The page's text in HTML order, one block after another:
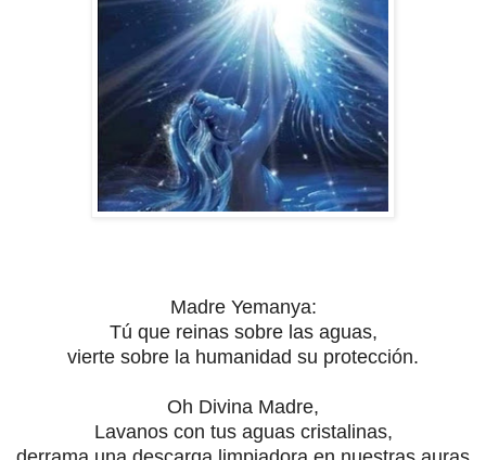
Madre Yemanya:
Tú que reinas sobre las aguas,
vierte sobre la humanidad su protección.
Oh Divina Madre,
Lavanos con tus aguas cristalinas,